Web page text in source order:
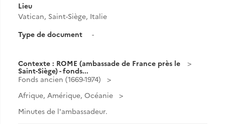
Lieu
Vatican, Saint-Siège, Italie
Type de document
-
Contexte : ROME (ambassade de France près le
Saint-Siège) - fonds...
Fonds ancien (1669-1974)
Afrique, Amérique, Océanie
Minutes de l'ambassadeur.